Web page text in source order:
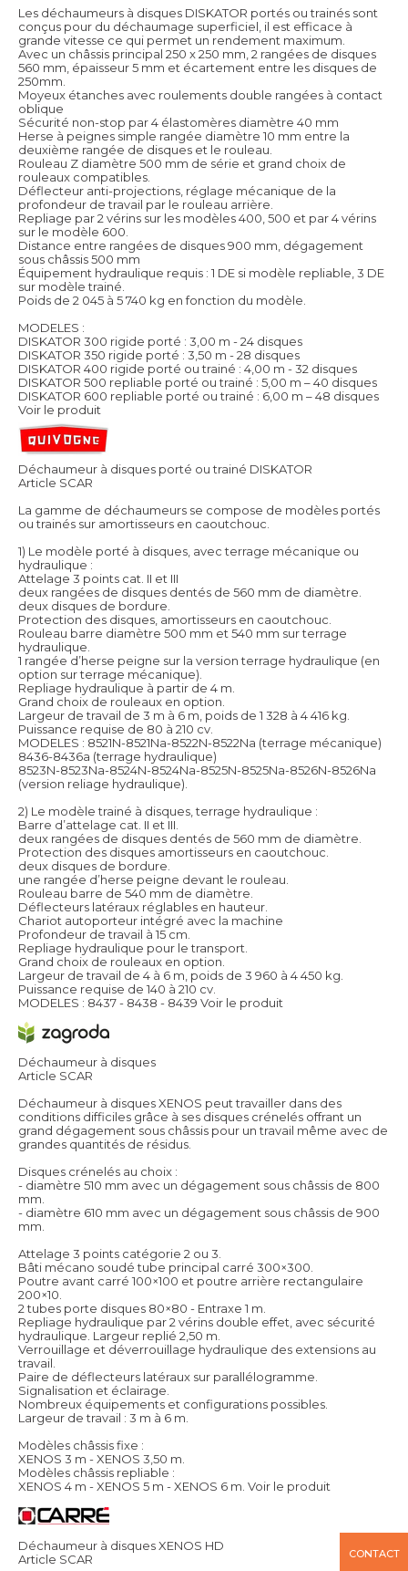
Les déchaumeurs à disques DISKATOR portés ou trainés sont
conçus pour du déchaumage superficiel, il est efficace à
grande vitesse ce qui permet un rendement maximum.
Avec un châssis principal 250 x 250 mm, 2 rangées de disques
560 mm, épaisseur 5 mm et écartement entre les disques de
250mm.
Moyeux étanches avec roulements double rangées à contact
oblique
Sécurité non-stop par 4 élastomères diamètre 40 mm
Herse à peignes simple rangée diamètre 10 mm entre la
deuxième rangée de disques et le rouleau.
Rouleau Z diamètre 500 mm de série et grand choix de
rouleaux compatibles.
Déflecteur anti-projections, réglage mécanique de la
profondeur de travail par le rouleau arrière.
Repliage par 2 vérins sur les modèles 400, 500 et par 4 vérins
sur le modèle 600.
Distance entre rangées de disques 900 mm, dégagement
sous châssis 500 mm
Équipement hydraulique requis : 1 DE si modèle repliable, 3 DE
sur modèle trainé.
Poids de 2 045 à 5 740 kg en fonction du modèle.
MODELES :
DISKATOR 300 rigide porté : 3,00 m - 24 disques
DISKATOR 350 rigide porté : 3,50 m - 28 disques
DISKATOR 400 rigide porté ou trainé : 4,00 m - 32 disques
DISKATOR 500 repliable porté ou trainé : 5,00 m – 40 disques
DISKATOR 600 repliable porté ou trainé : 6,00 m – 48 disques
Voir le produit
Déchaumeur à disques porté ou trainé DISKATOR
Article SCAR
La gamme de déchaumeurs se compose de modèles portés
ou trainés sur amortisseurs en caoutchouc.
1) Le modèle porté à disques, avec terrage mécanique ou
hydraulique :
Attelage 3 points cat. II et III
deux rangées de disques dentés de 560 mm de diamètre.
deux disques de bordure.
Protection des disques, amortisseurs en caoutchouc.
Rouleau barre diamètre 500 mm et 540 mm sur terrage
hydraulique.
1 rangée d’herse peigne sur la version terrage hydraulique (en
option sur terrage mécanique).
Repliage hydraulique à partir de 4 m.
Grand choix de rouleaux en option.
Largeur de travail de 3 m à 6 m, poids de 1 328 à 4 416 kg.
Puissance requise de 80 à 210 cv.
MODELES : 8521N-8521Na-8522N-8522Na (terrage mécanique)
8436-8436a (terrage hydraulique)
8523N-8523Na-8524N-8524Na-8525N-8525Na-8526N-8526Na
(version reliage hydraulique).
2) Le modèle trainé à disques, terrage hydraulique :
Barre d’attelage cat. II et III.
deux rangées de disques dentés de 560 mm de diamètre.
Protection des disques amortisseurs en caoutchouc.
deux disques de bordure.
une rangée d’herse peigne devant le rouleau.
Rouleau barre de 540 mm de diamètre.
Déflecteurs latéraux réglables en hauteur.
Chariot autoporteur intégré avec la machine
Profondeur de travail à 15 cm.
Repliage hydraulique pour le transport.
Grand choix de rouleaux en option.
Largeur de travail de 4 à 6 m, poids de 3 960 à 4 450 kg.
Puissance requise de 140 à 210 cv.
MODELES : 8437 - 8438 - 8439 Voir le produit
Déchaumeur à disques
Article SCAR
Déchaumeur à disques XENOS peut travailler dans des
conditions difficiles grâce à ses disques crénelés offrant un
grand dégagement sous châssis pour un travail même avec de
grandes quantités de résidus.
Disques crénelés au choix :
- diamètre 510 mm avec un dégagement sous châssis de 800
mm.
- diamètre 610 mm avec un dégagement sous châssis de 900
mm.
Attelage 3 points catégorie 2 ou 3.
Bâti mécano soudé tube principal carré 300×300.
Poutre avant carré 100×100 et poutre arrière rectangulaire
200×10.
2 tubes porte disques 80×80 - Entraxe 1 m.
Repliage hydraulique par 2 vérins double effet, avec sécurité
hydraulique. Largeur replié 2,50 m.
Verrouillage et déverrouillage hydraulique des extensions au
travail.
Paire de déflecteurs latéraux sur parallélogramme.
Signalisation et éclairage.
Nombreux équipements et configurations possibles.
Largeur de travail : 3 m à 6 m.
Modèles châssis fixe :
XENOS 3 m - XENOS 3,50 m.
Modèles châssis repliable :
XENOS 4 m - XENOS 5 m - XENOS 6 m. Voir le produit
Déchaumeur à disques XENOS HD
Article SCAR
CONTACT